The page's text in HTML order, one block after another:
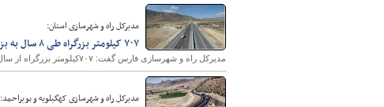
شهرسازی
مدیرکل راه و شهرسازی استان:
۷۰۷ کیلومتر بزرگراه طی ۸ سال به بزرگراه های فارس افزوده شد
مدیرکل راه و شهرسازی فارس گفت: ۷۰۷کیلومتر بزرگراه از سال ۱۳۹۲ تا سال ۱۴۰۰ به بزرگراه های استان افزوده شد.
مدیرکل راه و شهرسازی کهگیلویه و بویراحمد: